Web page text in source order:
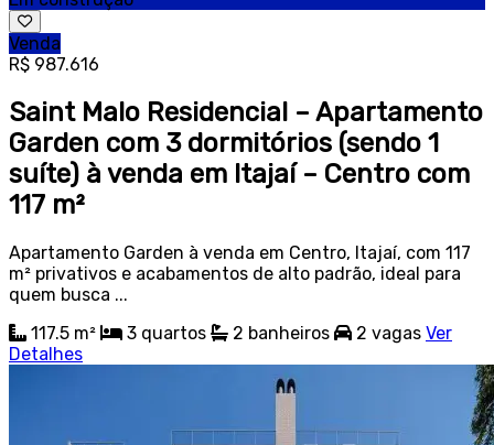
Venda
R$ 987.616
Saint Malo Residencial – Apartamento
Garden com 3 dormitórios (sendo 1
suíte) à venda em Itajaí – Centro com
117 m²
Apartamento Garden à venda em Centro, Itajaí, com 117
m² privativos e acabamentos de alto padrão, ideal para
quem busca ...
117.5 m²
3 quartos 2 banheiros 2 vagas Ver
Detalhes